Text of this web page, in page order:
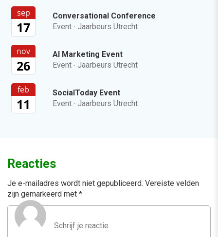
sep
17
Conversational Conference
Event · Jaarbeurs Utrecht
nov
26
AI Marketing Event
Event · Jaarbeurs Utrecht
feb
11
SocialToday Event
Event · Jaarbeurs Utrecht
Reacties
Je e-mailadres wordt niet gepubliceerd. Vereiste velden
zijn gemarkeerd met *